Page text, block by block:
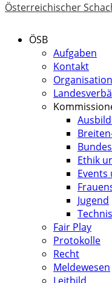
Österreichischer
ÖSB
Aufgaben
Kontakt
Organisation
Ethik
Jugend
Fair Play
Protokolle
Recht
Meldewesen